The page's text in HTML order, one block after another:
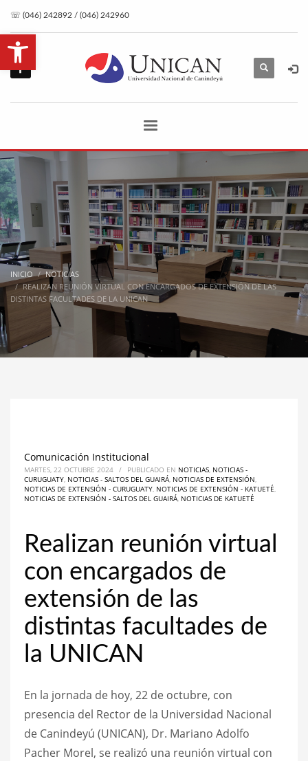
Abrir barra de herramientas
☏ (046) 242892 / (046) 242960
INICIO
NOTICIAS
REALIZAN REUNIÓN VIRTUAL CON ENCARGADOS DE EXTENSIÓN DE LAS
DISTINTAS FACULTADES DE LA UNICAN
Comunicación Institucional
MARTES, 22 OCTUBRE 2024 / PUBLICADO EN NOTICIAS NOTICIAS -
CURUGUATY NOTICIAS - SALTOS DEL GUAIRÁ NOTICIAS DE EXTENSIÓN
NOTICIAS DE EXTENSIÓN - CURUGUATY NOTICIAS DE EXTENSIÓN - KATUETÉ
NOTICIAS DE EXTENSIÓN - SALTOS DEL GUAIRÁ NOTICIAS DE KATUETÉ
Realizan reunión virtual
con encargados de
extensión de las
distintas facultades de
la UNICAN
En la jornada de hoy, 22 de octubre, con
presencia del Rector de la Universidad Nacional
de Canindeyú (UNICAN), Dr. Mariano Adolfo
Pacher Morel, se realizó una reunión virtual con